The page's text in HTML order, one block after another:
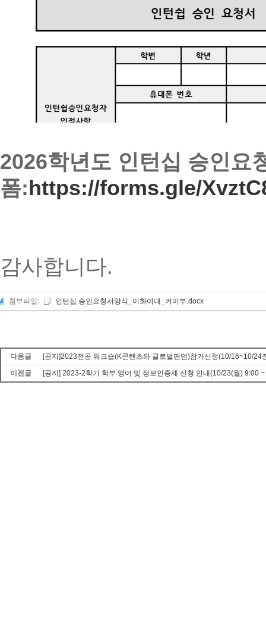
2026학년도 인턴십 승인요
폼: https://forms.gle/
감사합니다.
첨부파일: 인턴십 승인요청서양식_이화여대_커미부.docx
다음글
[공지]2023전공 워크숍(K콘텐츠와 글로벌팬덤)참가신청(10/16~10/24
이전글
[공지] 2023-2학기 학부 영어 및 정보인증제 신청 안내(10/23(월) 9:00